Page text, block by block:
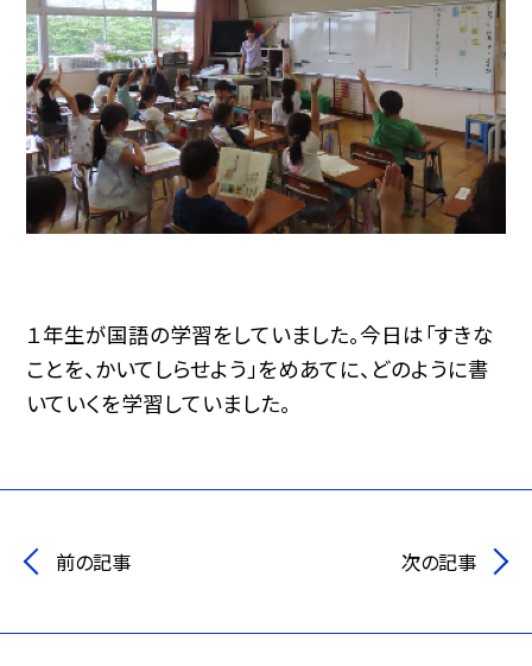
１年生が国語の学習をしていました。今日は「すきな
ことを、かいてしらせよう」をめあてに、どのように書
いていくを学習していました。
前の記事 次の記事